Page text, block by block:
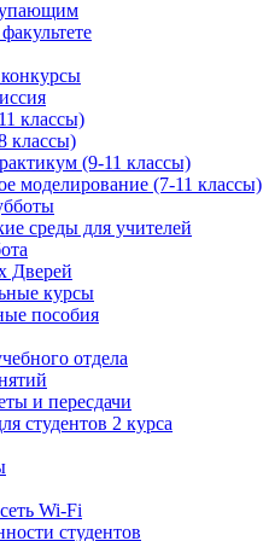
классы)
классы)
(9-11 классы)
моделирование (7-11 классы)
среды для учителей
Дверей
курсы
пособия
отдела
и пересдачи
студентов 2 курса
Wi-Fi
студентов